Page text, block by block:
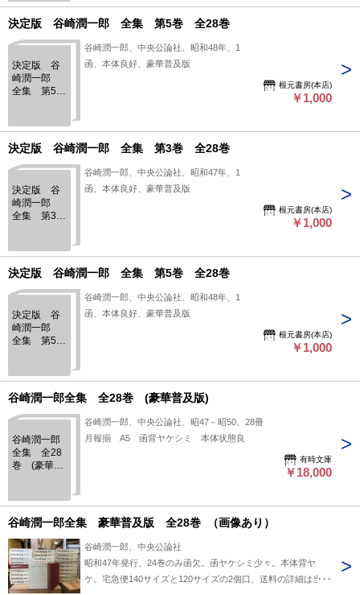
決定版 谷崎潤一郎 全集 第5巻 全28巻
決定版 谷
崎潤一郎
全集 第5
谷崎潤一郎、中央公論社、昭和48年、1
函、本体良好、豪華普及版
根元書房(本店)
￥1,000
決定版 谷崎潤一郎 全集 第3巻 全28巻
決定版 谷
崎潤一郎
全集 第3
谷崎潤一郎、中央公論社、昭和47年、1
函、本体良好、豪華普及版
根元書房(本店)
￥1,000
決定版 谷崎潤一郎 全集 第5巻 全28巻
決定版 谷
崎潤一郎
全集 第5
谷崎潤一郎、中央公論社、昭和48年、1
函、本体良好、豪華普及版
根元書房(本店)
￥1,000
谷崎潤一郎全集 全28巻 (豪華普及版)
谷崎潤一郎
全集 全28
巻 (豪華普
谷崎潤一郎、中央公論社、昭47－昭50、28冊
月報揃 A5 函背ヤケシミ 本体状態良
有時文庫
￥18,000
谷崎潤一郎全集 豪華普及版 全28巻 （画像あり）
谷崎潤一郎、中央公論社
昭和47年発行。24巻のみ函欠。函ヤケシミ少々。本体背ヤ
ケ。宅急便140サイズと120サイズの2個口、送料の詳細は当店